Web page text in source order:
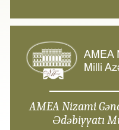
AMEA Nizami
Ədəbiyyatı